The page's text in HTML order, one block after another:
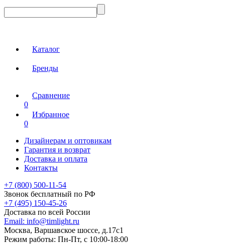
Каталог
Бренды
Сравнение
0
Избранное
0
Дизайнерам и оптовикам
Гарантия и возврат
Доставка и оплата
Контакты
+7 (800) 500-11-54
Звонок бесплатный по РФ
+7 (495) 150-45-26
Доставка по всей России
Email: info@timlight.ru
Москва, Варшавское шоссе, д.17c1
Режим работы: Пн-Пт, с 10:00-18:00